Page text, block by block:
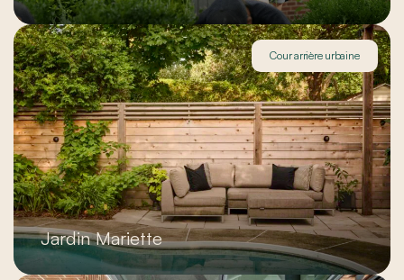
Jardin Mariette
Cour arrière urbaine